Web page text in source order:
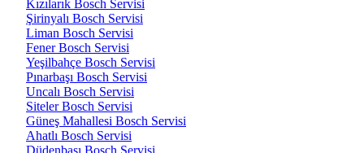
Kızılarık Bosch Servisi
Şirinyalı Bosch Servisi
Liman Bosch Servisi
Fener Bosch Servisi
Yeşilbahçe Bosch Servisi
Pınarbaşı Bosch Servisi
Uncalı Bosch Servisi
Siteler Bosch Servisi
Güneş Mahallesi Bosch Servisi
Ahatlı Bosch Servisi